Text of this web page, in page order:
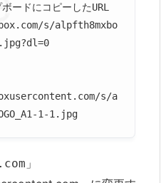
ードにコピーしたURL
s/alpfth8mxbo
s/a
1-1.jpg
」